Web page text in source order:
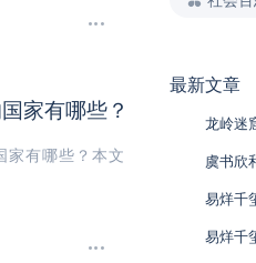
家有哪些？
家有哪些？本文
最新文章
龙岭迷
虞书欣
易烊千
易烊千